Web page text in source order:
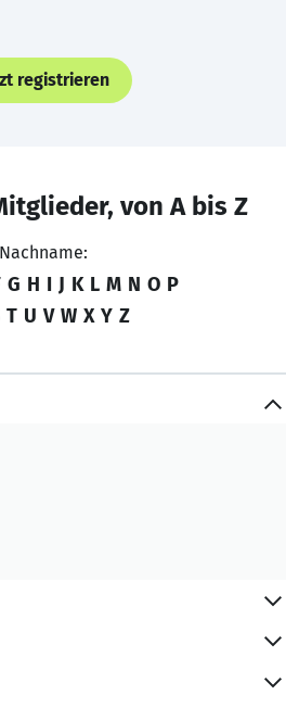
registrieren
von A bis Z
Nachname:
G H I J K L M N O P
T U V W X Y Z